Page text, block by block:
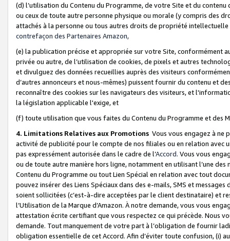
(d) l’utilisation du Contenu du Programme, de votre Site et du
ou ceux de toute autre personne physique ou morale (y compris des
attachés à la personne ou tous autres droits de propriété
contrefaçon des Partenaires Amazon,
(e) la publication précise et appropriée sur votre Site, conformément
privée ou autre, de l’utilisation de cookies, de pixels et autres
et divulguez des données recueillies auprès des visiteurs
d’autres annonceurs et nous-mêmes) puissent fournir du contenu et
reconnaître des cookies sur les navigateurs des visiteurs, et
la législation applicable l'exige, et
(f) toute utilisation que vous faites du Contenu du Programme et des
4. Limitations Relatives aux Promotions Vous vous engagez à ne
activité de publicité pour le compte de nos filiales ou en relation avec
pas expressément autorisée dans le cadre de l’Accord. Vous vous
ou de toute autre manière hors ligne, notamment en utilisant l’une
Contenu du Programme ou tout Lien Spécial en relation avec tout
pouvez insérer des Liens Spéciaux dans des e-mails, SMS et
soient sollicitées (c’est-à-dire acceptées par le client destinataire) et
l’Utilisation de la Marque d’Amazon. À notre demande, vous vous
attestation écrite certifiant que vous respectez ce qui précède. Nous
demande. Tout manquement de votre part à l’obligation de fournir
obligation essentielle de cet Accord. Afin d’éviter toute confusion, (i)